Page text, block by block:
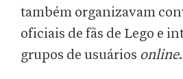
também organizavam
oficiais de fãs de Lego e
grupos de usuários online.